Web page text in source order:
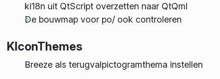
ki18n uit QtScript overzetten naar QtQml
De bouwmap voor po/ ook controleren
KIconThemes
Breeze als terugvalpictogramthema instellen